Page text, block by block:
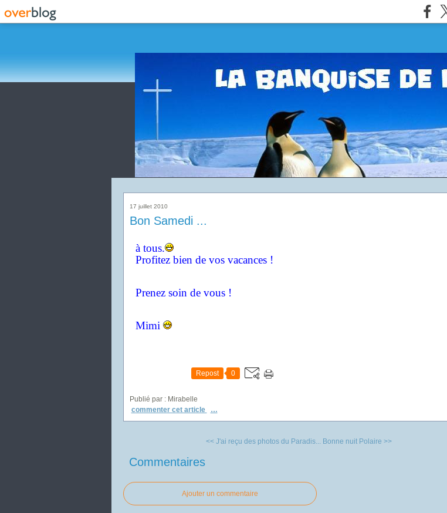
17 juillet 2010
Bon Samedi ...
à tous.
Profitez bien de vos vacances !
Prenez soin de vous !
Mimi
Repost 0
Publié par : Mirabelle
commenter cet article
…
<< J'ai reçu des photos du Paradis... Bonne nuit Polaire >>
Commentaires
Ajouter un commentaire